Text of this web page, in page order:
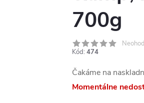
700g
Kód: 474
Čakáme na
Momentálne